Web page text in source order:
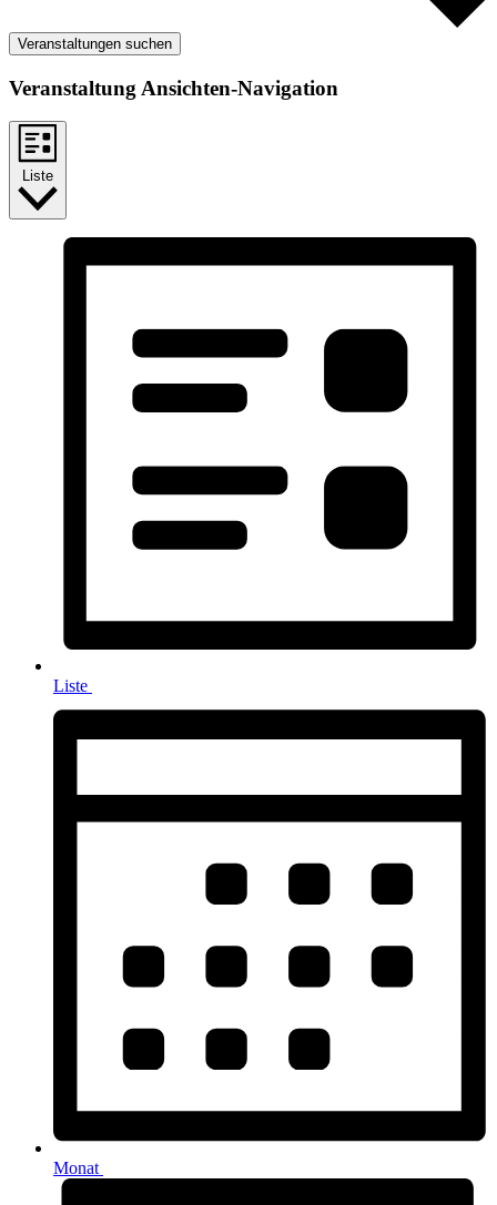
Veranstaltungen suchen
Veranstaltung Ansichten-Navigation
Liste
Liste
Monat